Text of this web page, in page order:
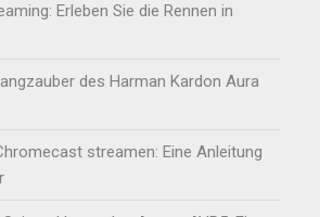
Erleben Sie die Rennen in
des Harman Kardon Aura
streamen: Eine Anleitung